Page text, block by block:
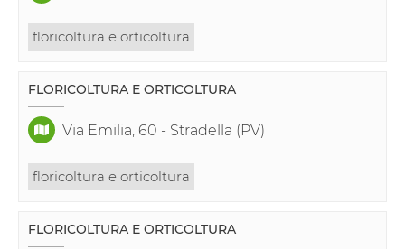
floricoltura e orticoltura
FLORICOLTURA E ORTICOLTURA
Via Emilia, 60 - Stradella (PV)
floricoltura e orticoltura
FLORICOLTURA E ORTICOLTURA